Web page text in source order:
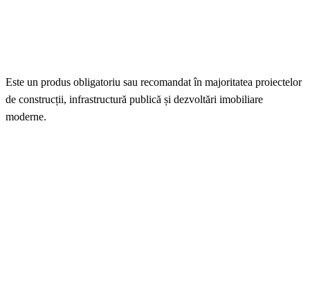
Este un produs obligatoriu sau recomandat în majoritatea proiectelor
de construcții, infrastructură publică și dezvoltări imobiliare
moderne.